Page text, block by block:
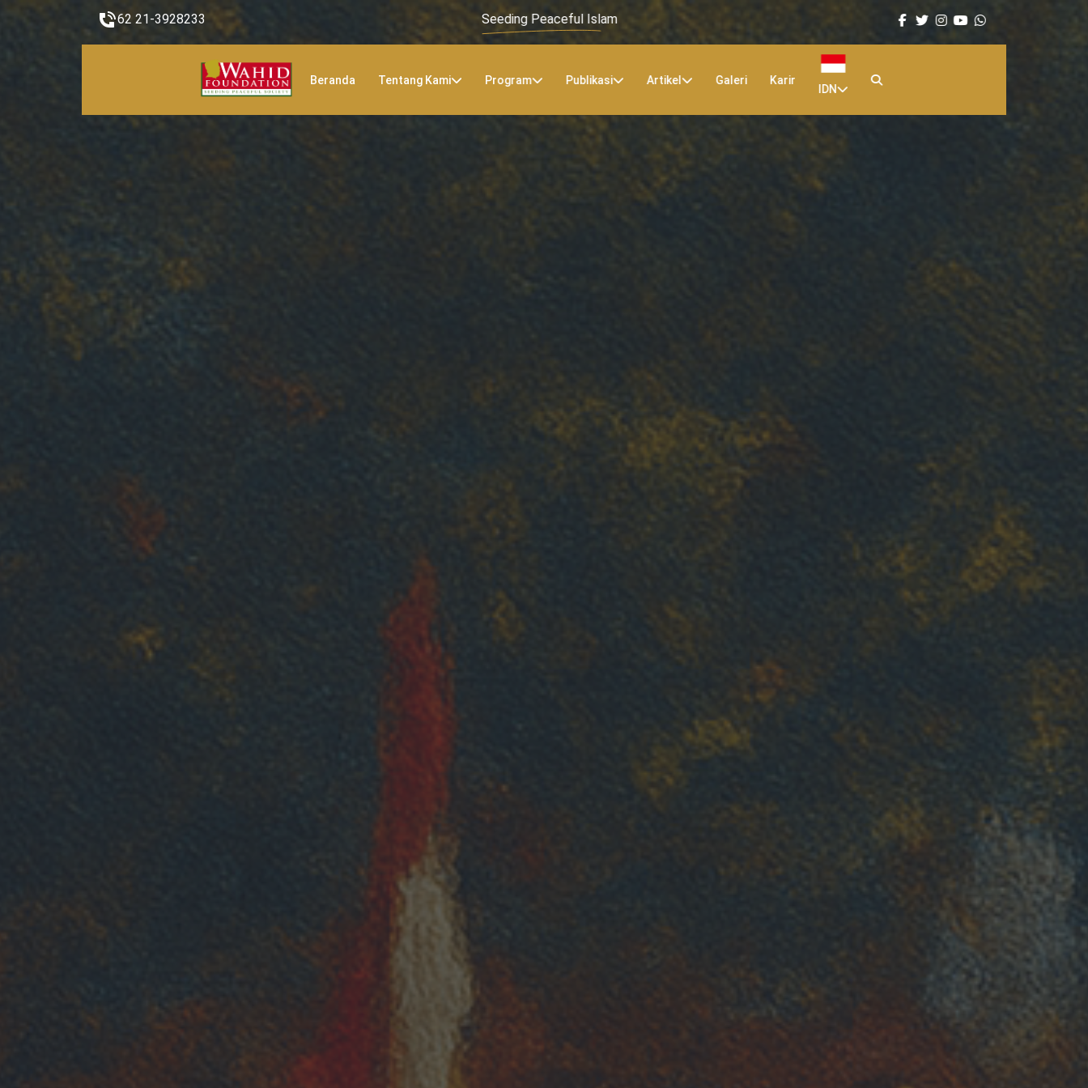
62 21-3928233 Seeding Peaceful Islam
Beranda Tentang Kami Program Publikasi Artikel Galeri Karir
IDN